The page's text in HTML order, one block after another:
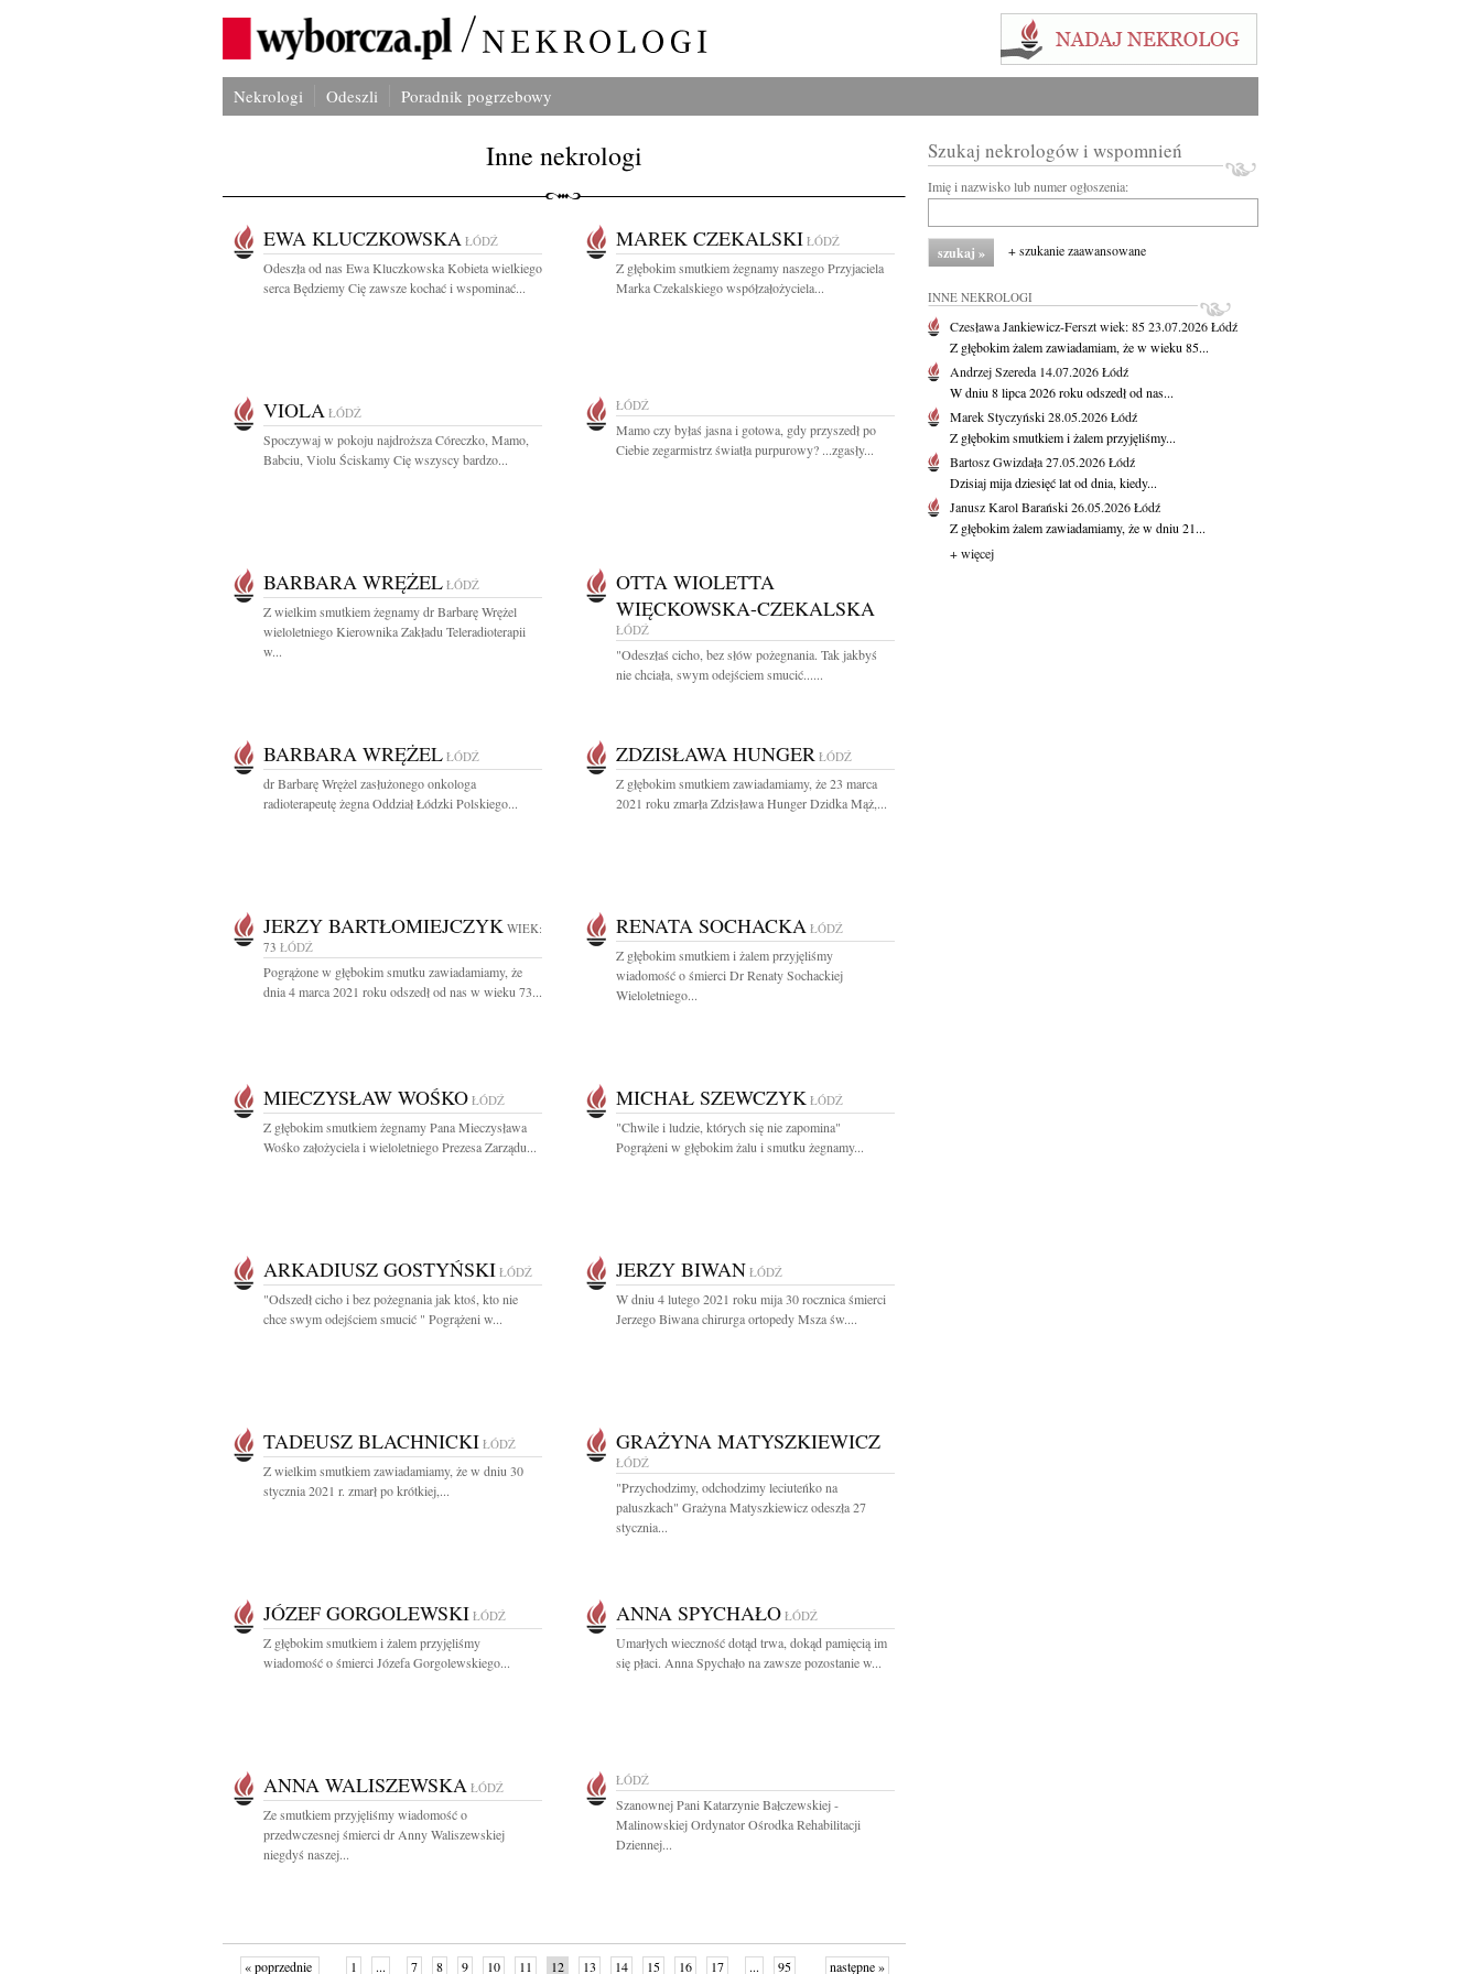
Nekrologi Odeszli Poradnik pogrzebowy
Inne nekrologi
EWA KLUCZKOWSKA ŁÓDŹ
Odeszła od nas Ewa Kluczkowska Kobieta wielkiego
serca Będziemy Cię zawsze kochać i wspominać...
MAREK CZEKALSKI ŁÓDŹ
Z głębokim smutkiem żegnamy naszego Przyjaciela
Marka Czekalskiego współzałożyciela...
VIOLA ŁÓDŹ
Spoczywaj w pokoju najdroższa Córeczko, Mamo,
Babciu, Violu Ściskamy Cię wszyscy bardzo...
ŁÓDŹ
Mamo czy byłaś jasna i gotowa, gdy przyszedł po
Ciebie zegarmistrz światła purpurowy? ...zgasły...
BARBARA WRĘŻEL ŁÓDŹ
Z wielkim smutkiem żegnamy dr Barbarę Wrężel
wieloletniego Kierownika Zakładu Teleradioterapii
w...
OTTA WIOLETTA
WIĘCKOWSKA-CZEKALSKA
ŁÓDŹ
"Odeszłaś cicho, bez słów pożegnania. Tak jakbyś
nie chciała, swym odejściem smucić......
BARBARA WRĘŻEL ŁÓDŹ
dr Barbarę Wrężel zasłużonego onkologa
radioterapeutę żegna Oddział Łódzki Polskiego...
ZDZISŁAWA HUNGER ŁÓDŹ
Z głębokim smutkiem zawiadamiamy, że 23 marca
2021 roku zmarła Zdzisława Hunger Dzidka Mąż,...
JERZY BARTŁOMIEJCZYK WIEK:
73 ŁÓDŹ
Pogrążone w głębokim smutku zawiadamiamy, że
dnia 4 marca 2021 roku odszedł od nas w wieku 73...
RENATA SOCHACKA ŁÓDŹ
Z głębokim smutkiem i żalem przyjęliśmy
wiadomość o śmierci Dr Renaty Sochackiej
Wieloletniego...
MIECZYSŁAW WOŚKO ŁÓDŹ
Z głębokim smutkiem żegnamy Pana Mieczysława
Wośko założyciela i wieloletniego Prezesa Zarządu...
MICHAŁ SZEWCZYK ŁÓDŹ
"Chwile i ludzie, których się nie zapomina"
Pogrążeni w głębokim żalu i smutku żegnamy...
ARKADIUSZ GOSTYŃSKI ŁÓDŹ
"Odszedł cicho i bez pożegnania jak ktoś, kto nie
chce swym odejściem smucić " Pogrążeni w...
JERZY BIWAN ŁÓDŹ
W dniu 4 lutego 2021 roku mija 30 rocznica śmierci
Jerzego Biwana chirurga ortopedy Msza św....
TADEUSZ BLACHNICKI ŁÓDŹ
Z wielkim smutkiem zawiadamiamy, że w dniu 30
stycznia 2021 r. zmarł po krótkiej,...
GRAŻYNA MATYSZKIEWICZ
ŁÓDŹ
"Przychodzimy, odchodzimy leciuteńko na
paluszkach" Grażyna Matyszkiewicz odeszła 27
stycznia...
JÓZEF GORGOLEWSKI ŁÓDŹ
Z głębokim smutkiem i żalem przyjęliśmy
wiadomość o śmierci Józefa Gorgolewskiego...
ANNA SPYCHAŁO ŁÓDŹ
Umarłych wieczność dotąd trwa, dokąd pamięcią im
się płaci. Anna Spychało na zawsze pozostanie w...
ANNA WALISZEWSKA ŁÓDŹ
Ze smutkiem przyjęliśmy wiadomość o
przedwczesnej śmierci dr Anny Waliszewskiej
niegdyś naszej...
ŁÓDŹ
Szanownej Pani Katarzynie Bałczewskiej -
Malinowskiej Ordynator Ośrodka Rehabilitacji
Dziennej...
« poprzednie 1 ... 7 8 9 10 11 12 13 14 15 16 17 ... 95 następne »
Szukaj nekrologów i wspomnień
Imię i nazwisko lub numer ogłoszenia:
+ szukanie zaawansowane
INNE NEKROLOGI
Czesława Jankiewicz-Fersztwiek: 8523.07.2026Łódź
Z głębokim żalem zawiadamiam, że w wieku 85...
Andrzej Szereda 14.07.2026Łódź
W dniu 8 lipca 2026 roku odszedł od nas...
Marek Styczyński28.05.2026Łódź
Z głębokim smutkiem i żalem przyjęliśmy...
Bartosz Gwizdała27.05.2026Łódź
Dzisiaj mija dziesięć lat od dnia, kiedy...
Janusz Karol Barański26.05.2026Łódź
Z głębokim żalem zawiadamiamy, że w dniu 21...
+ więcej